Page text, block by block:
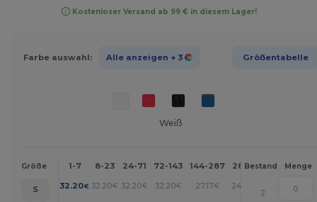
Kostenloser Versand ab 99 € in diesem Lager!
Farbe auswahl: Alle anzeigen + 3 Größentabelle
Weiß
Größe 1-7 8-23 24-71 72-143 144-287 288 + Mehr
Bestand Menge
S 32.20€ 32.20€ 32.20€ 32.20€ 27.17€ 24.15
2